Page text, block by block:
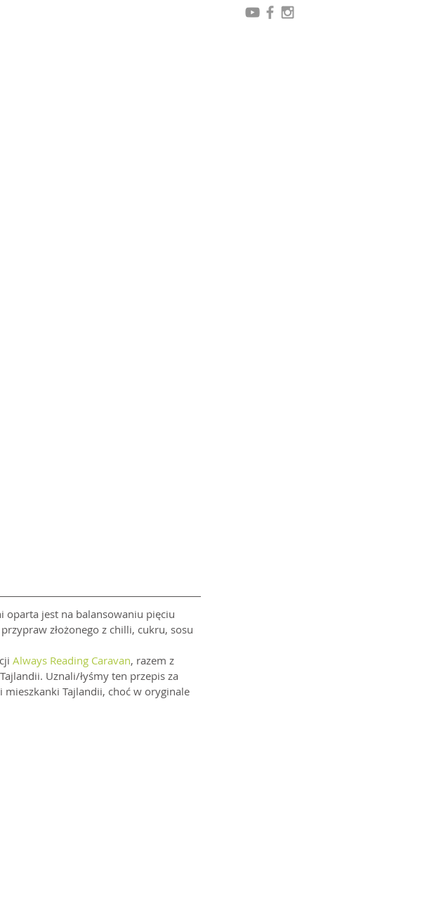
oparta jest na balansowaniu pięciu
złożonego z chilli, cukru, sosu
Always Reading Caravan, razem z
Uznali/łyśmy ten przepis za
Tajlandii, choć w oryginale